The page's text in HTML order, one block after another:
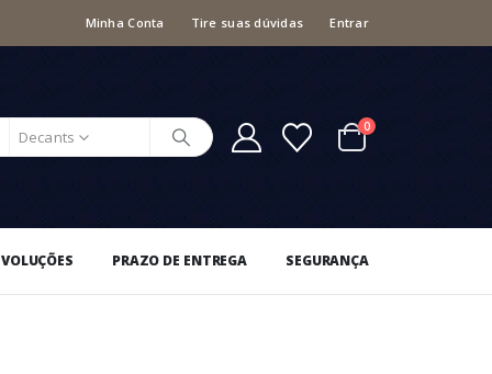
Minha Conta Tire suas dúvidas Entrar
Decants
0
PRAZO DE ENTREGA SEGURANÇA